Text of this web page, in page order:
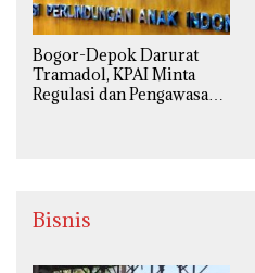
Bogor-Depok Darurat
Tramadol, KPAI Minta
Regulasi dan Pengawasan
Bisnis